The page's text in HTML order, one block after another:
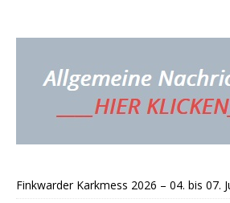
Finkwarder Karkmess 2026 – 04. bis 07.